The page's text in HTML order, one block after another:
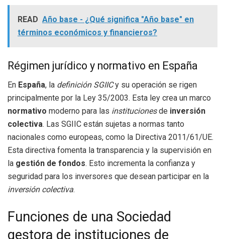
READ Año base - ¿Qué significa "Año base" en
términos económicos y financieros?
Régimen jurídico y normativo en España
En España, la definición SGIICy su operación se rigen
principalmente por la Ley 35/2003. Esta ley crea un marco
normativo moderno para las institucionesde inversión
colectiva. Las SGIIC están sujetas a normas tanto
nacionales como europeas, como la Directiva 2011/61/UE.
Esta directiva fomenta la transparencia y la supervisión en
la gestión de fondos. Esto incrementa la confianza y
seguridad para los inversores que desean participar en la
inversión colectiva.
Funciones de una Sociedad
gestora de instituciones de